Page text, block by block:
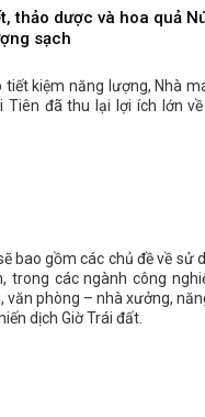
thảo dược và hoa quả
sạch
tiết kiệm năng lượng, Nhà
Tiên đã thu lại lợi ích lớn
bao gồm các chủ đề về sử
trong các ngành công
văn phòng – nhà xưởng,
dịch Giờ Trái đất.